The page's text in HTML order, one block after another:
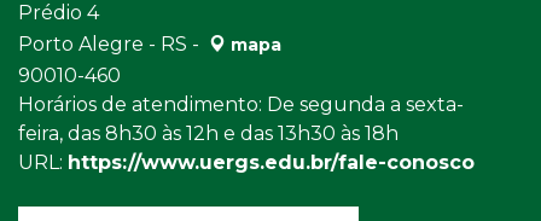
Prédio 4
Porto Alegre - RS -
mapa
90010-460
Horários de atendimento: De segunda a sexta-
feira, das 8h30 às 12h e das 13h30 às 18h
URL: https://www.uergs.edu.br/fale-conosco